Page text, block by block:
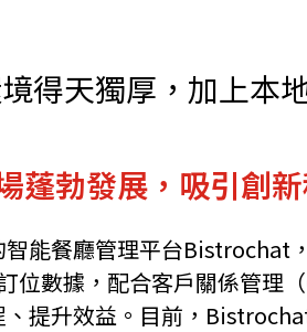
FintechHK 新
得天獨厚，加上本
蓬勃發展，吸引創
智能餐廳管理平台
位數據，配合客戶關係管理
提升效益。目前，